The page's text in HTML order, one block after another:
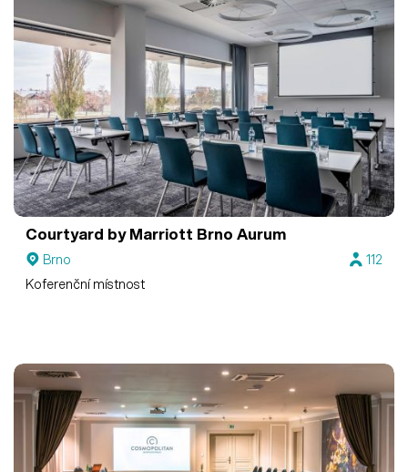
Courtyard by Marriott Brno Aurum
Brno
112
Koferenční místnost